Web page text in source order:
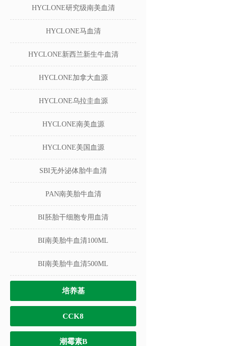
HYCLONE研究级南美血清
HYCLONE马血清
HYCLONE新西兰新生牛血清
HYCLONE加拿大血源
HYCLONE乌拉圭血源
HYCLONE南美血源
HYCLONE美国血源
SBI无外泌体胎牛血清
PAN南美胎牛血清
BI胚胎干细胞专用血清
BI南美胎牛血清100ML
BI南美胎牛血清500ML
培养基
CCK8
潮霉素B